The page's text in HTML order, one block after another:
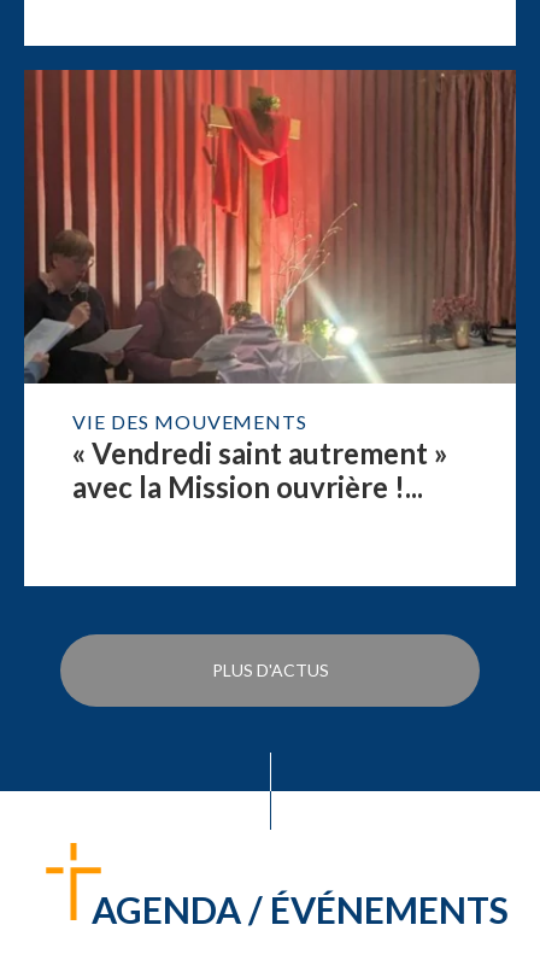
VIE DES MOUVEMENTS
« Vendredi saint autrement »
avec la Mission ouvrière !...
PLUS D'ACTUS
AGENDA / ÉVÉNEMENTS